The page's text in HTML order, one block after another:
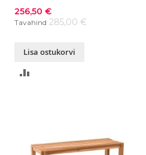
Soodushind
256,50 €
Tavahind 285,00 €
Lisa ostukorvi